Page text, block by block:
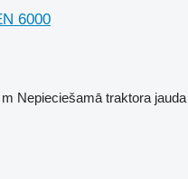
6000
Nepieciešamā traktora jauda